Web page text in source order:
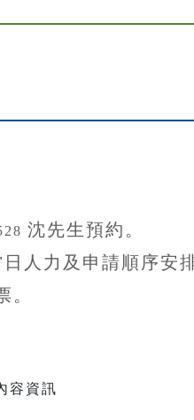
沈先生預約。
人力及申請順序安
。